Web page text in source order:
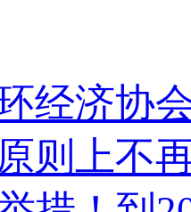
经济协
则上不